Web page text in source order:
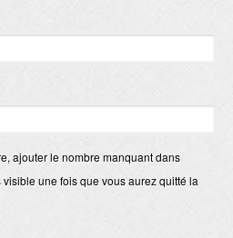
ajouter le nombre manquant dans
une fois que vous aurez quitté la